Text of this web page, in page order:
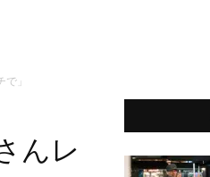
」
んレ